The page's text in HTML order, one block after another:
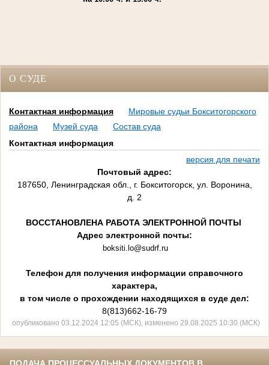
О СУДЕ
Контактная информация
Мировые судьи Бокситогорского
района
Музей суда
Состав суда
Контактная информация
версия для печати
Почтовый адрес:
187650, Ленинградская обл., г. Бокситогорск, ул. Воронина,
д. 2
ВОССТАНОВЛЕНА РАБОТА ЭЛЕКТРОННОЙ ПОЧТЫ
Адрес электронной почты:
boksiti.lo@sudrf.ru
Телефон для получения информации справочного
характера,
в том числе о прохождении находящихся в суде дел:
8(813)662-16-79
опубликовано 03.12.2024 12:05 (МСК), изменено 29.08.2025 10:30 (МСК)